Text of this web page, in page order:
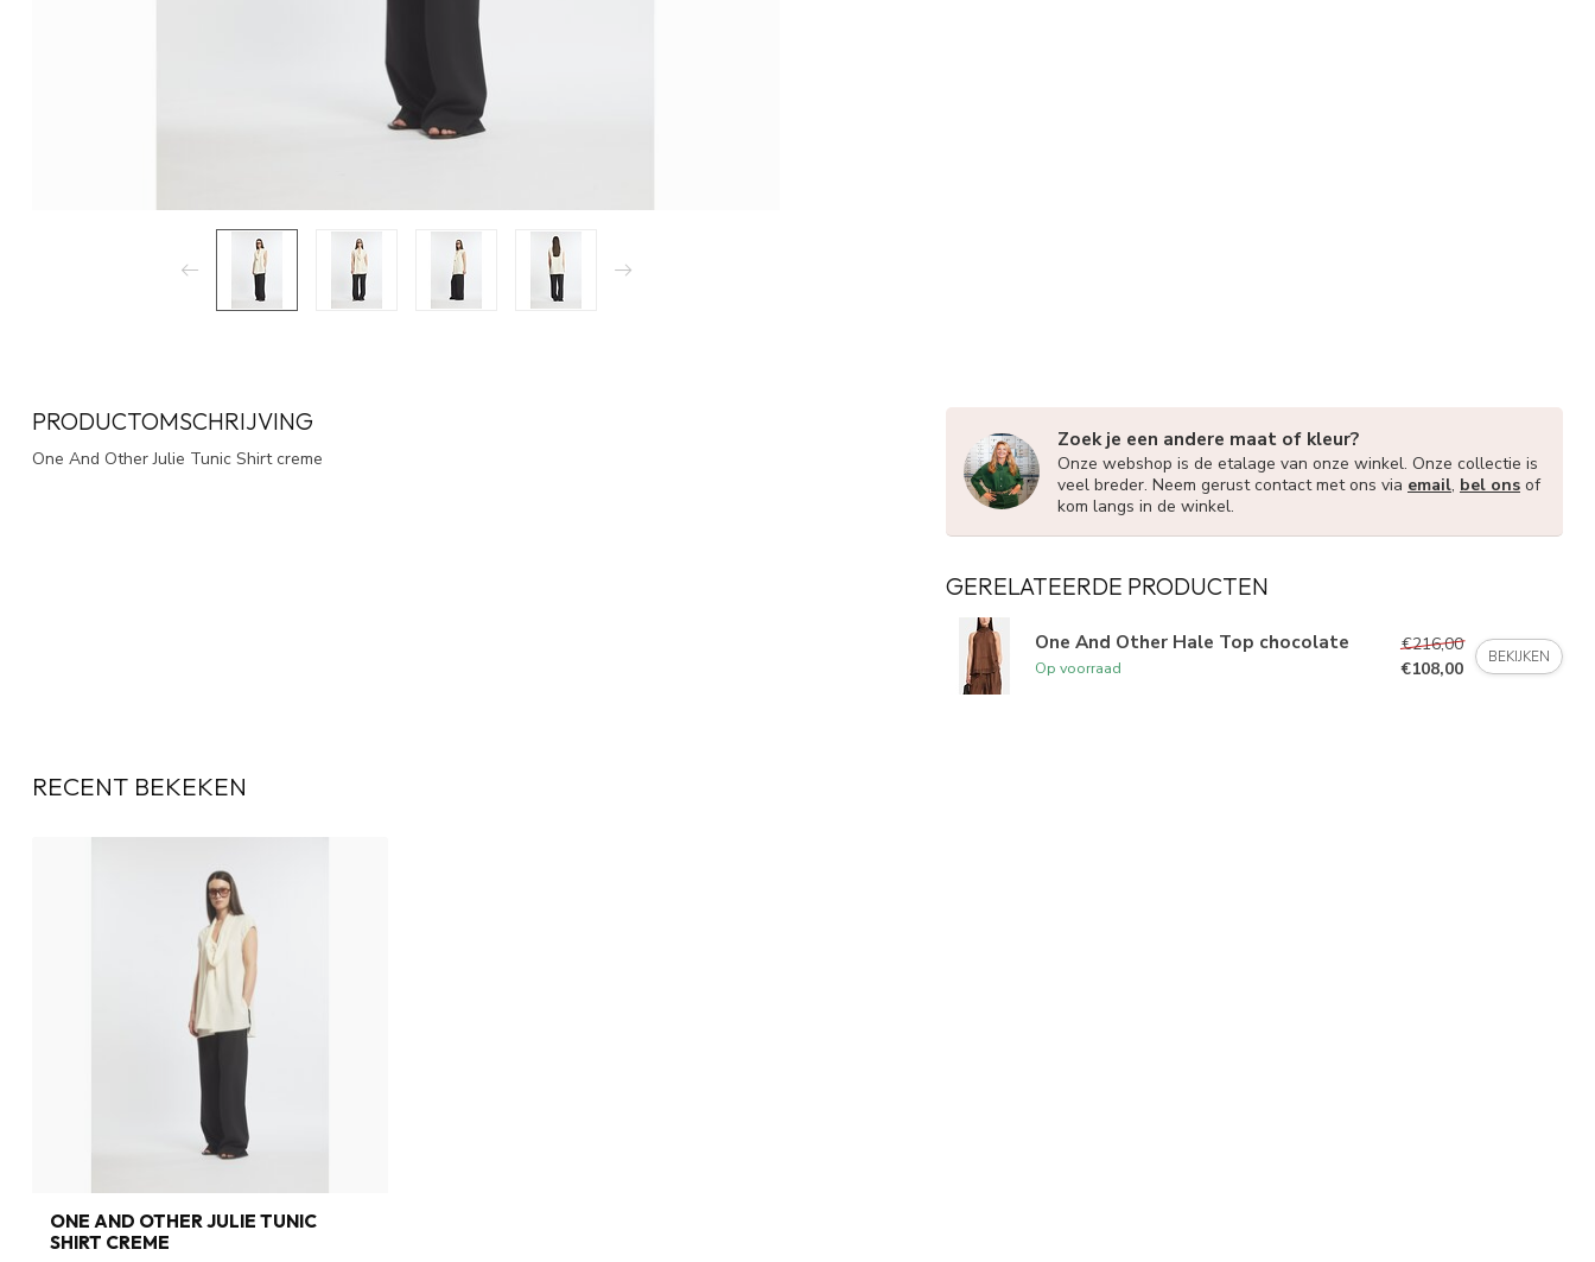
PRODUCTOMSCHRIJVING
One And Other Julie Tunic Shirt creme
Zoek je een andere maat of kleur?
Onze webshop is de etalage van onze winkel. Onze collectie is
veel breder. Neem gerust contact met ons via email, bel ons of
kom langs in de winkel.
GERELATEERDE PRODUCTEN
One And Other Hale Top chocolate
Op voorraad
€216,00
€108,00
BEKIJKEN
RECENT BEKEKEN
ONE AND OTHER JULIE TUNIC
SHIRT CREME